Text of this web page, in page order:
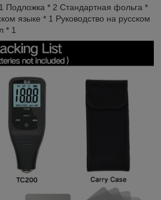
Подложка * 2 Стандартная фольга *
языке * 1 Руководство на русском
* 1